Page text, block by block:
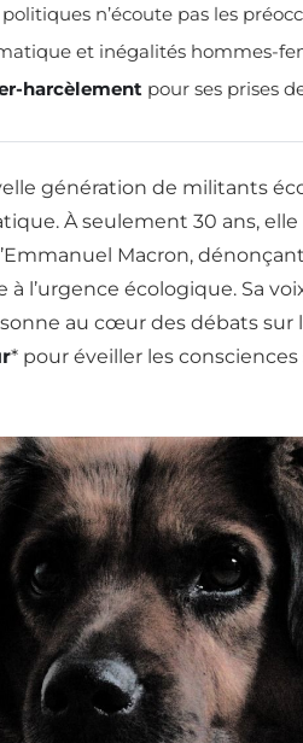
n’écoute pas les
et inégalités hommes-
harcèlement pour ses prises
génération de militants
À seulement 30 ans, elle
Macron,
l’urgence écologique. Sa
au cœur des débats sur
* pour éveiller les consciences